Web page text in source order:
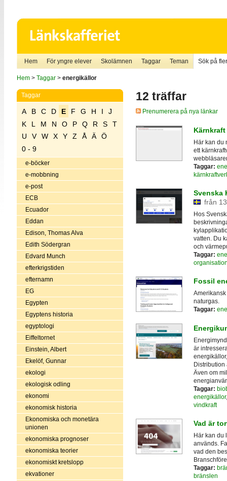
Hem För yngre elever Skolämnen Taggar Teman Sök på
Hem> Taggar> energikällor
Taggar
A B C D E F G H I
J
K
L M N O P Q R S
T
U
V W X Y Z Å Ä
Ö
0 - 9
e-böcker
e-mobbning
e-post
ECB
Ecuador
Eddan
Edison, Thomas Alva
Edith Södergran
Edvard Munch
efterkrigstiden
efternamn
EG
Egypten
Egyptens historia
egyptologi
Eiffeltornet
Einstein, Albert
Ekelöf, Gunnar
ekologi
ekologisk odling
ekonomi
ekonomisk historia
Ekonomiska och monetära
unionen
ekonomiska prognoser
ekonomiska teorier
ekonomiskt kretslopp
ekvationer
12 träffar
Prenumerera på nya länkar
Kärnkraft
Här kan du
ett
Taggar:
Svenska
från
Hos
vatten. Du
och
Taggar:
Fossil
naturgas.
Taggar:
är
Distribution
Även om
Taggar:
energikällor
vindkraft
Vad är
Här kan du
används.
vad den
Taggar:
bränslen